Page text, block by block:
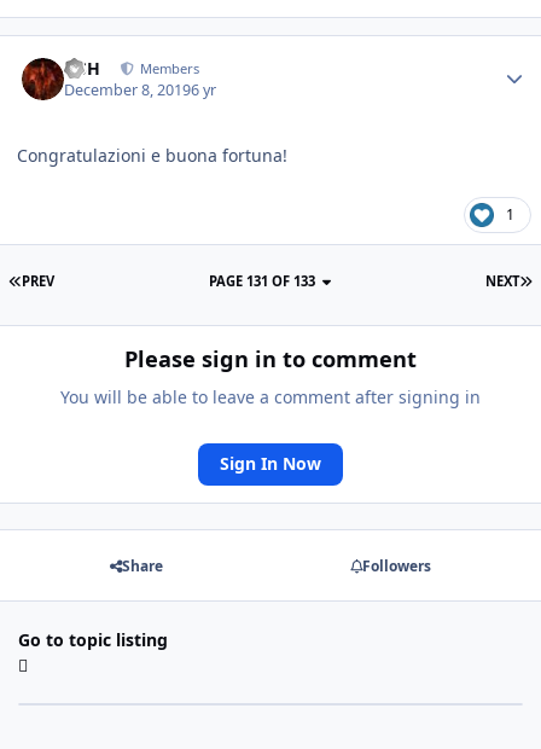
HSH Members
December 8, 20196 yr
Congratulazioni e buona fortuna!
1
PREV NEXT
PAGE 131 OF 133
Please sign in to comment
You will be able to leave a comment after signing in
Sign In Now
Share Followers
Go to topic listing